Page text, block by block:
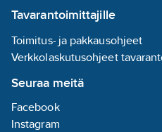
Tavarantoimittajille
Toimitus- ja pakkausohjeet
Verkkolaskutusohjeet
Seuraa meitä
Facebook
Instagram